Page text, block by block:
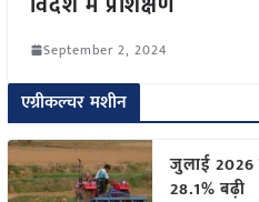
September 2, 2024
एग्रीकल्चर मशीन
जुलाई 2026
28.1% बढ़ी